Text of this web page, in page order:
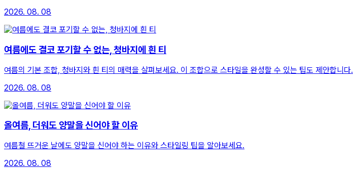
2026. 08. 08
여름에도 결코 포기할 수 없는, 청바지에 흰 티
여름의 기본 조합, 청바지와 흰 티의 매력을 살펴보세요. 이 조합으로 스타일을 완성할 수 있는 팁도 제안합니다.
2026. 08. 08
올여름, 더워도 양말을 신어야 할 이유
여름철 뜨거운 날에도 양말을 신어야 하는 이유와 스타일링 팁을 알아보세요.
2026. 08. 08